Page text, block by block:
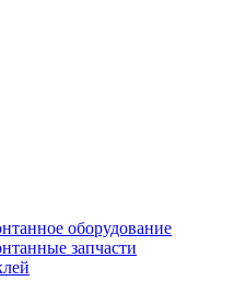
оборудование
запчасти